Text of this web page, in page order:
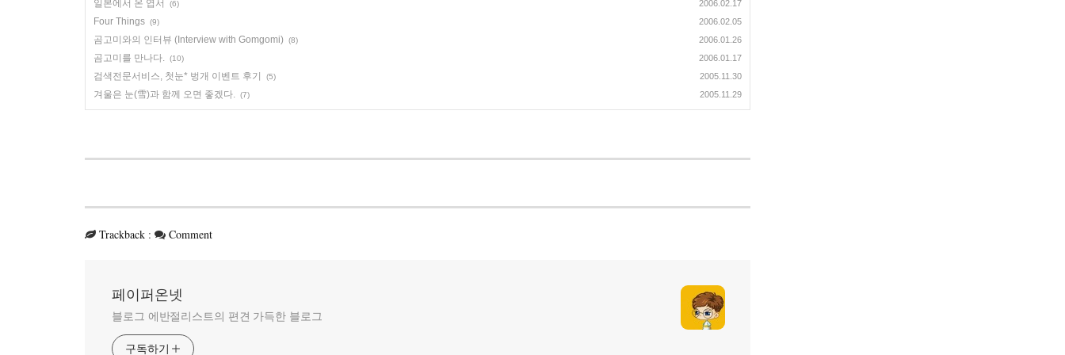
일본에서 온 엽서 (6) 2006.02.17
Four Things (9) 2006.02.05
곰고미와의 인터뷰 (Interview with Gomgomi) (8) 2006.01.26
곰고미를 만나다. (10) 2006.01.17
검색전문서비스, 첫눈* 벙개 이벤트 후기 (5) 2005.11.30
겨울은 눈(雪)과 함께 오면 좋겠다. (7) 2005.11.29
Trackback : Comment
페이퍼온넷
블로그 에반절리스트의 편견 가득한 블로그
구독하기